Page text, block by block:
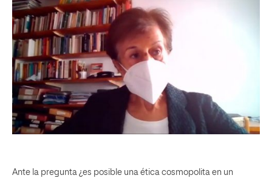
Ante la pregunta ¿es posible una ética cosmopolita en un